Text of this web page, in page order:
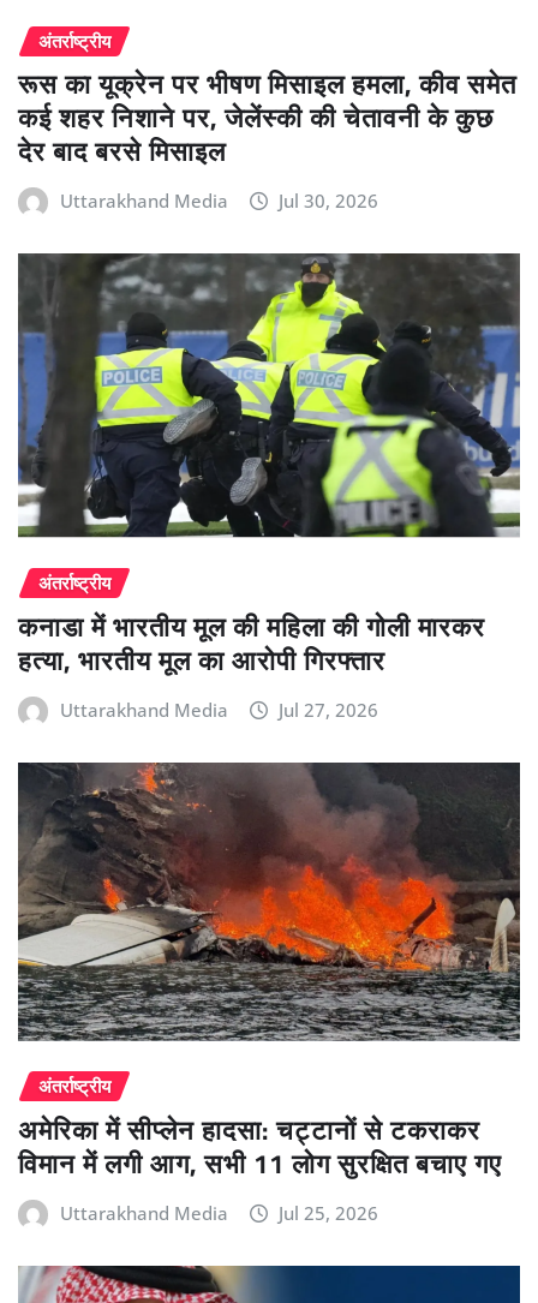
अंतर्राष्ट्रीय
रूस का यूक्रेन पर भीषण मिसाइल हमला, कीव समेत
कई शहर निशाने पर, जेलेंस्की की चेतावनी के कुछ
देर बाद बरसे मिसाइल
Uttarakhand Media Jul 30, 2026
अंतर्राष्ट्रीय
कनाडा में भारतीय मूल की महिला की गोली मारकर
हत्या, भारतीय मूल का आरोपी गिरफ्तार
Uttarakhand Media Jul 27, 2026
अंतर्राष्ट्रीय
अमेरिका में सीप्लेन हादसा: चट्टानों से टकराकर
विमान में लगी आग, सभी 11 लोग सुरक्षित बचाए गए
Uttarakhand Media Jul 25, 2026